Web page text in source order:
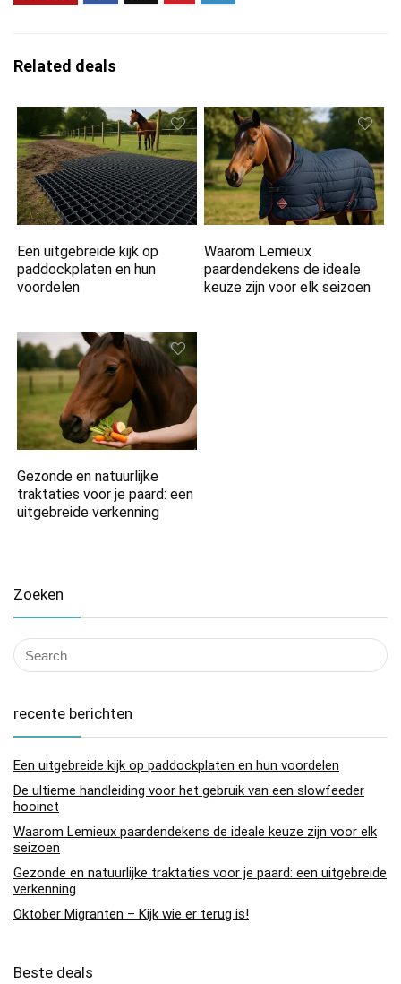
Related deals
Een uitgebreide kijk op
paddockplaten en hun
voordelen
Waarom Lemieux
paardendekens de ideale
keuze zijn voor elk seizoen
Gezonde en natuurlijke
traktaties voor je paard: een
uitgebreide verkenning
Zoeken
recente berichten
Een uitgebreide kijk op paddockplaten en hun voordelen
De ultieme handleiding voor het gebruik van een slowfeeder
hooinet
Waarom Lemieux paardendekens de ideale keuze zijn voor elk
seizoen
Gezonde en natuurlijke traktaties voor je paard: een uitgebreide
verkenning
Oktober Migranten – Kijk wie er terug is!
Beste deals